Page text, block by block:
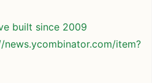
built since 2009
news.ycombinator.com/item?